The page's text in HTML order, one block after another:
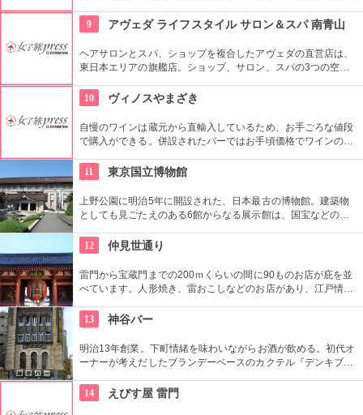
でゆっくり過ごしてみては。
9 アヴェダ ライフスタイル サロン＆スパ 南青山
ヘアサロンとスパ、ショップを複合したアヴェダの直営店は、
東日本エリアの旗艦店。ショップ、サロン、スパの3つの空間
豊かな時間の中、リラックスしてお過ごしいただけます。
10 ヴィノスやまざき
自慢のワインは蔵元から直輸入しているため、お手ごろな値段
で購入ができる。併設されたバーではお手頃価格でワインのテ
11
東京国立博物館
上野公園に明治5年に開設された、日本最古の博物館。建築物
としても見ごたえのある6館からなる展示館は、国宝などの歴
す。オリジナルグッズを販売するミュージアムショップや食事
もできるカフェなども併設されています。
12 仲見世通り
雷門から宝蔵門までの200ｍくらいの間に90ものお店が庇を並
べています。人形焼き、雷おこしなどのお店があり、江戸情緒
13
神谷バー
明治13年創業。下町情緒を味わいながらお酒が飲める。初代オ
ーナーが考えだしたブランデーベースのカクテル『デンキブラ
がいい。浅草を観光した際には是非立ち寄りたい。
14 えびす屋 雷門